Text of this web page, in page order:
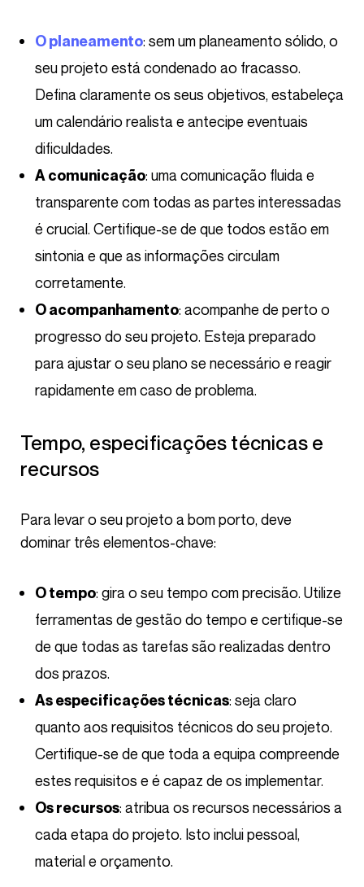
O planeamento: sem um planeamento sólido, o
seu projeto está condenado ao fracasso.
Defina claramente os seus objetivos, estabeleça
um calendário realista e antecipe eventuais
dificuldades.
A comunicação: uma comunicação fluida e
transparente com todas as partes interessadas
é crucial. Certifique-se de que todos estão em
sintonia e que as informações circulam
corretamente.
O acompanhamento: acompanhe de perto o
progresso do seu projeto. Esteja preparado
para ajustar o seu plano se necessário e reagir
rapidamente em caso de problema.
Tempo, especificações técnicas e
recursos
Para levar o seu projeto a bom porto, deve
dominar três elementos-chave:
O tempo: gira o seu tempo com precisão. Utilize
ferramentas de gestão do tempo e certifique-se
de que todas as tarefas são realizadas dentro
dos prazos.
As especificações técnicas: seja claro
quanto aos requisitos técnicos do seu projeto.
Certifique-se de que toda a equipa compreende
estes requisitos e é capaz de os implementar.
Os recursos: atribua os recursos necessários a
cada etapa do projeto. Isto inclui pessoal,
material e orçamento.